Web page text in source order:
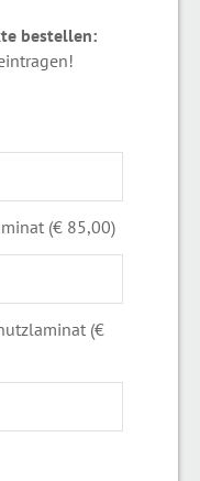
bestellen:
(€ 85,00)
(€